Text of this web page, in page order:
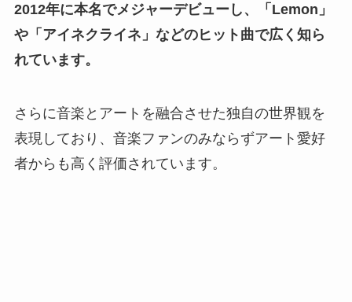
2012年に本名でメジャーデビューし、「Lemon」
や「アイネクライネ」などのヒット曲で広く知ら
れています。
さらに音楽とアートを融合させた独自の世界観を
表現しており、音楽ファンのみならずアート愛好
者からも高く評価されています。